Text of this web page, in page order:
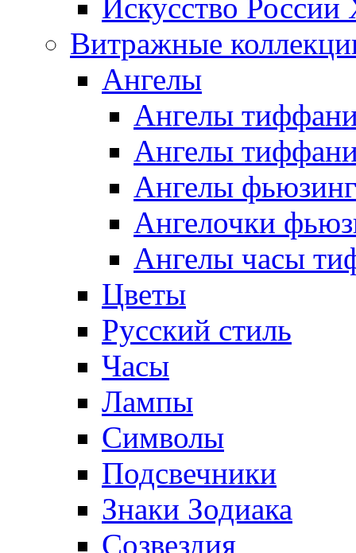
Искусство
Витражные
Ангелы
Ангелы
Ангелы
Ангелы фьюзинг
Ангелочки
Ангелы часы
Цветы
Русский стиль
Часы
Лампы
Символы
Подсвечники
Знаки Зодиака
Созвездия